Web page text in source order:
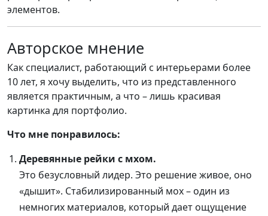
элементов.
Авторское мнение
Как специалист, работающий с интерьерами более
10 лет, я хочу выделить, что из представленного
является практичным, а что – лишь красивая
картинка для портфолио.
Что мне понравилось:
Деревянные рейки с мхом.
Это безусловный лидер. Это решение живое, оно
«дышит». Стабилизированный мох – один из
немногих материалов, который дает ощущение